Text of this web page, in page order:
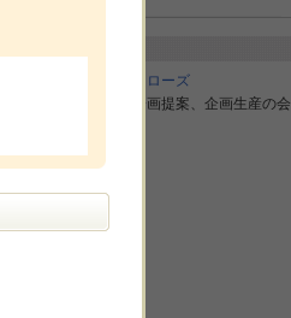
合同会社アーツクローズ
アパレル商品の企画提案、企画生産の会